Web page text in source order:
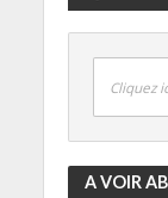
Cliquez
A VOIR